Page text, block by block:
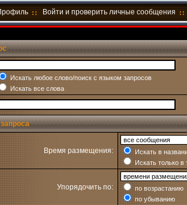
Войти и проверить личные сообщения
Искать любое слово/поиск с языком запросов
Искать все слова
Время размещения:
Искать в
Искать только в
Упорядочить по:
по возрастанию
по убыванию